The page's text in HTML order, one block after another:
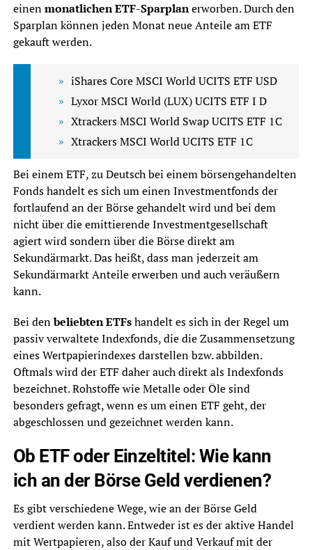
einenmonatlichen ETF-Sparplanerworben. Durch den
Sparplan können jeden Monat neue Anteile am ETF
gekauft werden.
iShares Core MSCI World UCITS ETF USD
Lyxor MSCI World (LUX) UCITS ETF I D
Xtrackers MSCI World Swap UCITS ETF 1C
Xtrackers MSCI World UCITS ETF 1C
Bei einem ETF, zu Deutsch bei einem börsengehandelten
Fonds handelt es sich um einen Investmentfonds der
fortlaufend an der Börse gehandelt wird und bei dem
nicht über die emittierende Investmentgesellschaft
agiert wird sondern über die Börse direkt am
Sekundärmarkt. Das heißt, dass man jederzeit am
Sekundärmarkt Anteile erwerben und auch veräußern
kann.
Bei denbeliebten ETFshandelt es sich in der Regel um
passiv verwaltete Indexfonds, die die Zusammensetzung
eines Wertpapierindexes darstellen bzw. abbilden.
Oftmals wird der ETF daher auch direkt als Indexfonds
bezeichnet. Rohstoffe wie Metalle oder Öle sind
besonders gefragt, wenn es um einen ETF geht, der
abgeschlossen und gezeichnet werden kann.
Ob ETF oder Einzeltitel: Wie kann
ich an der Börse Geld verdienen?
Es gibt verschiedene Wege, wie an der Börse Geld
verdient werden kann. Entweder ist es der aktive Handel
mit Wertpapieren, also der Kauf und Verkauf mit der